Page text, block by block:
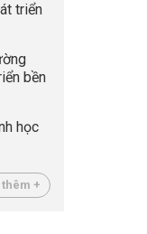
triển
bền
học
+